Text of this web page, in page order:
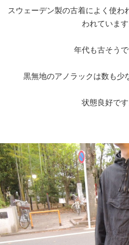
スウェーデン製の古着によく使わ
われています
年代も古そうで
黒無地のアノラックは数も少
状態良好です